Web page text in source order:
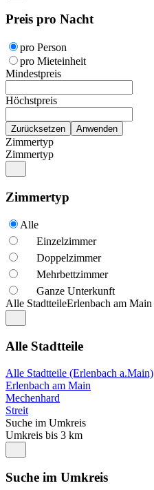
Preis pro Nacht
pro Person
pro Mieteinheit
Mindestpreis
Höchstpreis
Zimmertyp
Zimmertyp
Zimmertyp
Alle
Einzelzimmer
Doppelzimmer
Mehrbettzimmer
Ganze Unterkunft
Alle StadtteileErlenbach am Main
Alle Stadtteile
Alle Stadtteile (Erlenbach a.Main)
Erlenbach am Main
Mechenhard
Streit
Suche im Umkreis
Umkreis bis 3 km
Suche im Umkreis